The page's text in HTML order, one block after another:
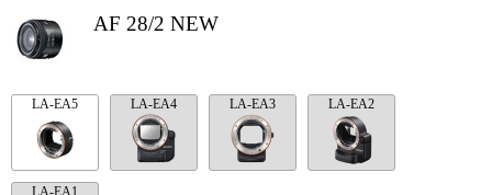
AF 28/2 NEW
LA-EA5 LA-EA4 LA-EA3 LA-EA2
LA-EA1